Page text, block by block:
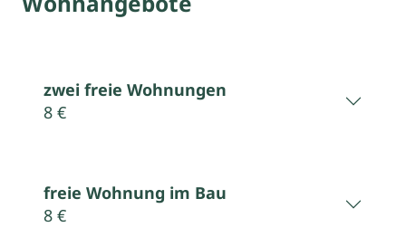
zwei freie Wohnungen
8 €
freie Wohnung im Bau
8 €